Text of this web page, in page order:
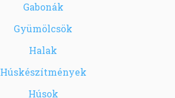
Gabonák
Gyümölcsök
Halak
Húskészítmények
Húsok